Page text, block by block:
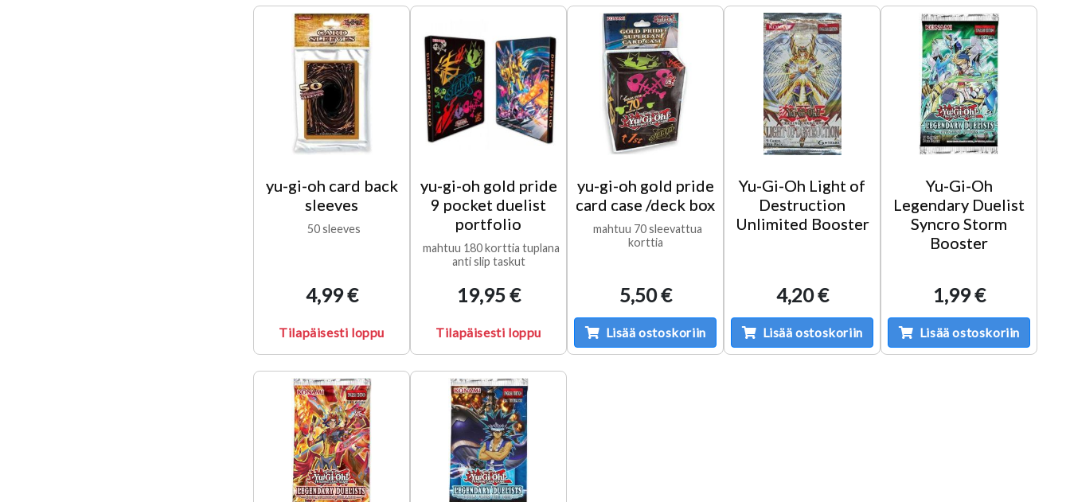
yu-gi-oh card back
sleeves
50 sleeves
4,99 €
Tilapäisesti loppu
yu-gi-oh gold pride
9 pocket duelist
portfolio
mahtuu 180 korttia tuplana
anti slip taskut
19,95 €
Tilapäisesti loppu
yu-gi-oh gold pride
card case /deck box
mahtuu 70 sleevattua
korttia
5,50 €
Lisää ostoskoriin
Yu-Gi-Oh Light of
Destruction
Unlimited Booster
4,20 €
Lisää ostoskoriin
Yu-Gi-Oh
Legendary Duelist
Syncro Storm
Booster
1,99 €
Lisää ostoskoriin